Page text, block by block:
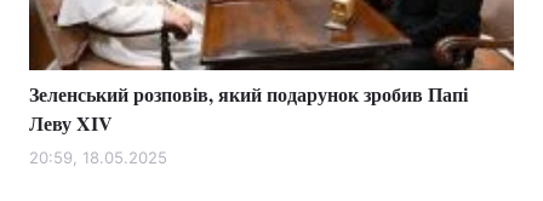
Зеленський розповів, який подарунок зробив Папі
Леву XIV
20:59, 18.05.2025